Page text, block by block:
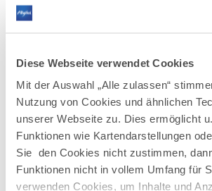
Diese Webseite verwendet Cookies
Mit der Auswahl „Alle zulassen“
Nutzung von Cookies und ähnlichen
unserer Webseite zu. Dies ermöglicht
Funktionen wie Kartendarstellungen
Sie den Cookies nicht zustimmen,
Funktionen nicht in vollem Umfang für
verwenden Cookies, um Inhalte und